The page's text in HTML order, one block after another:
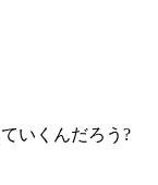
いくんだろう?